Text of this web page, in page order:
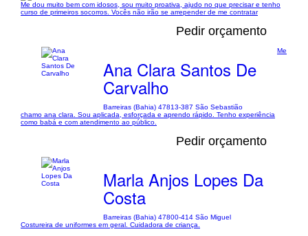
Me dou muito bem com idosos, sou muito proativa, ajudo no que precisar e tenho
curso de primeiros socorros. Vocês não irão se arrepender de me contratar
Pedir orçamento
Ana Clara Santos De
Carvalho
Barreiras (Bahia) 47813-387 São Sebastião
Me
chamo ana clara. Sou aplicada, esforçada e aprendo rápido. Tenho experiência
como babá e com atendimento ao público.
Pedir orçamento
Marla Anjos Lopes Da
Costa
Barreiras (Bahia) 47800-414 São Miguel
Costureira de uniformes em geral. Cuidadora de criança.